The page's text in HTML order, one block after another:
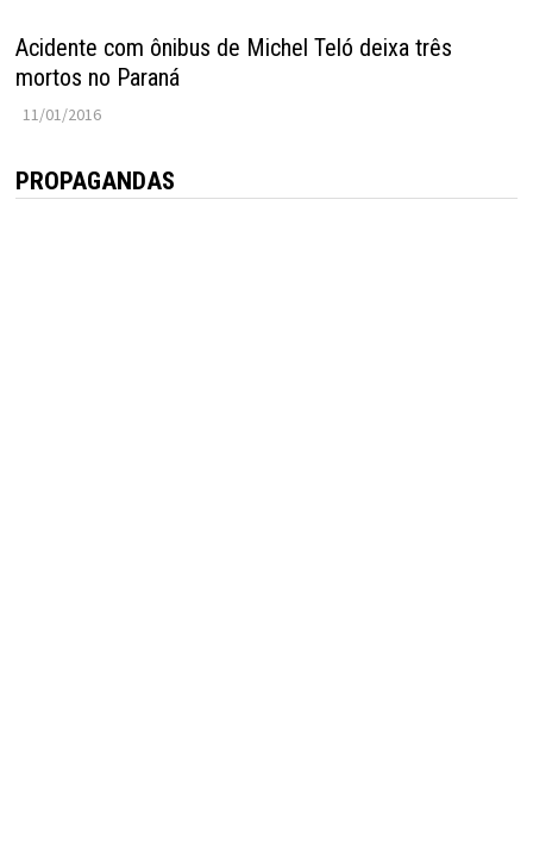
Acidente com ônibus de Michel Teló deixa três
mortos no Paraná
11/01/2016
PROPAGANDAS